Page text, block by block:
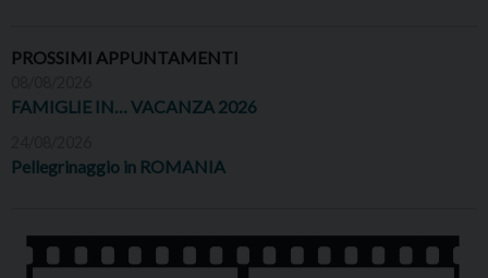
PROSSIMI APPUNTAMENTI
FAMIGLIE IN… VACANZA 2026
Pellegrinaggio in ROMANIA